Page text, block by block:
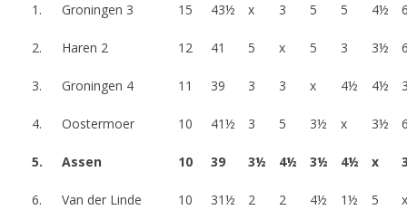
1. Groningen 3 15 43½ x 3 5 5 4½
2. Haren 2 12 41 5 x 5 3 3½
3. Groningen 4 11 39 3 3 x 4½ 4½
4. Oostermoer 10 41½ 3 5 3½ x 3½
5. Assen 10 39 3½ 4½ 3½ 4½ x
6. Van der Linde 10 31½ 2 2 4½ 1½ 5 x